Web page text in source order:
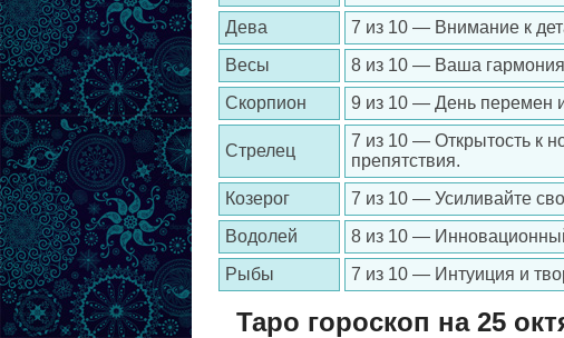
Дева
7 из 10 — Внимание к
Весы
8 из 10 — Ваша гармония
Скорпион
9 из 10 — День перемен
Стрелец
7 из 10 — Открытость к
препятствия.
Козерог
7 из 10 — Усиливайте
Водолей
8 из 10 —
Рыбы
7 из 10 — Интуиция и
Таро гороскоп на 25